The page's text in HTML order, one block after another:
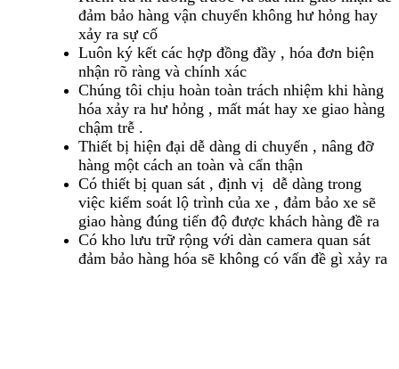
đảm bảo hàng vận chuyển không hư hỏng hay
xảy ra sự cố
Luôn ký kết các hợp đồng đầy , hóa đơn biện
nhận rõ ràng và chính xác
Chúng tôi chịu hoàn toàn trách nhiệm khi hàng
hóa xảy ra hư hỏng , mất mát hay xe giao hàng
chậm trễ .
Thiết bị hiện đại dễ dàng di chuyển , nâng đỡ
hàng một cách an toàn và cẩn thận
Có thiết bị quan sát , định vị dễ dàng trong
việc kiểm soát lộ trình của xe , đảm bảo xe sẽ
giao hàng đúng tiến độ được khách hàng đề ra
Có kho lưu trữ rộng với dàn camera quan sát
đảm bảo hàng hóa sẽ không có vấn đề gì xảy ra